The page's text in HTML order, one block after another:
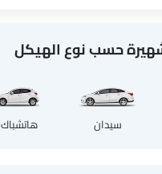
حسب نوع الهيكل
سيدان هاتشباك